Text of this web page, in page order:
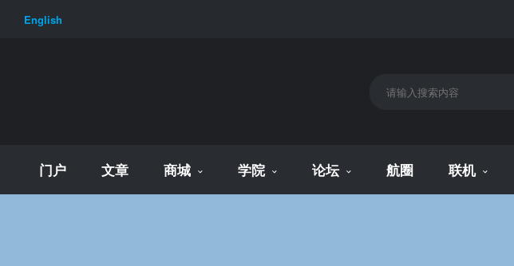
English
门户 文章 商城 学院 论坛 航圈 联机